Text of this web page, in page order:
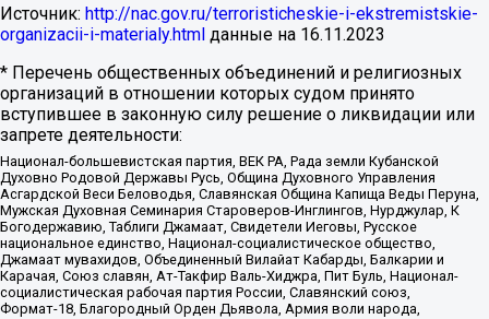
Источник: http://nac.gov.ru/terroristicheskie-i-ekstremistskie-
organizacii-i-materialy.html данные на 16.11.2023
* Перечень общественных объединений и религиозных
организаций в отношении которых судом принято
вступившее в законную силу решение о ликвидации или
запрете деятельности:
Национал-большевистская партия, ВЕК РА, Рада земли Кубанской
Духовно Родовой Державы Русь, Община Духовного Управления
Асгардской Веси Беловодья, Славянская Община Капища Веды Перуна,
Мужская Духовная Семинария Староверов-Инглингов, Нурджулар, К
Богодержавию, Таблиги Джамаат, Свидетели Иеговы, Русское
национальное единство, Национал-социалистическое общество,
Джамаат мувахидов, Объединенный Вилайат Кабарды, Балкарии и
Карачая, Союз славян, Ат-Такфир Валь-Хиджра, Пит Буль, Национал-
социалистическая рабочая партия России, Славянский союз,
Формат-18, Благородный Орден Дьявола, Армия воли народа,